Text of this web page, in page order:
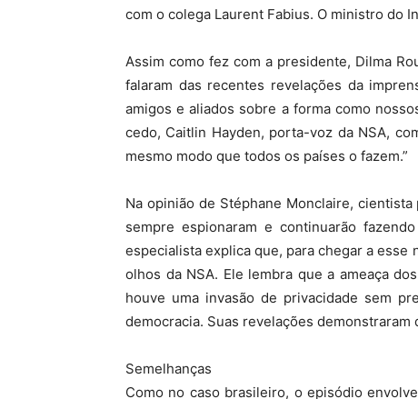
com o colega Laurent Fabius. O ministro do
Assim como fez com a presidente, Dilma
falaram das recentes revelações da
amigos e aliados sobre a forma como
cedo, Caitlin Hayden, porta-voz da NSA,
mesmo modo que todos os países o fazem.”
Na opinião de Stéphane Monclaire,
sempre espionaram e continuarão
especialista explica que, para chegar a
olhos da NSA. Ele lembra que a ameaça
houve uma invasão de privacidade sem
democracia. Suas revelações demonstraram
Semelhanças
Como no caso brasileiro, o episódio